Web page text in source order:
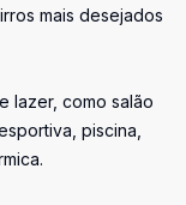
mais desejados
lazer, como salão
piscina,